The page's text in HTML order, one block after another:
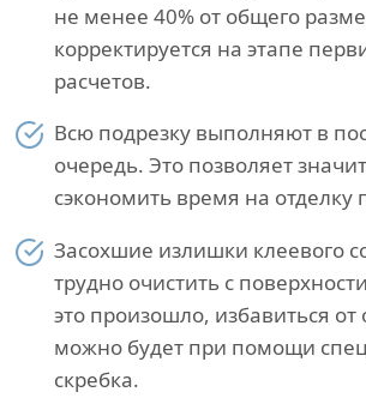
не менее 40% от общего
корректируется на этапе
расчетов.
Всю подрезку выполняют в
очередь. Это позволяет
сэкономить время на отделку
Засохшие излишки клеевого
трудно очистить с
это произошло, избавиться от
можно будет при помощи
скребка.